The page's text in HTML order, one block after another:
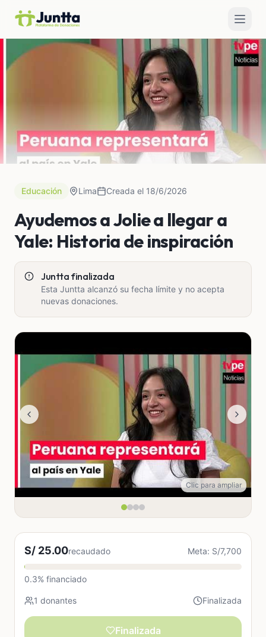
Educación Lima Creada el 18/6/2026
Ayudemos a Jolie a llegar a
Yale: Historia de inspiración
Juntta finalizada
Esta Juntta alcanzó su fecha límite y no acepta
nuevas donaciones.
Clic para ampliar
S/ 25.00recaudado Meta: S/7,700
0.3% financiado
1 donantes Finalizada
Finalizada